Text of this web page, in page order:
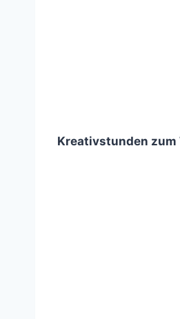
Kreativstunden zum